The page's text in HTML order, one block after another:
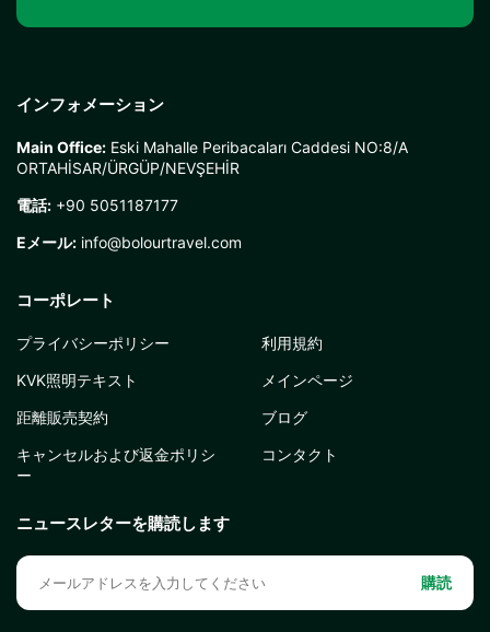
インフォメーション
Main Office: Eski Mahalle Peribacaları Caddesi NO:8/A
ORTAHİSAR/ÜRGÜP/NEVŞEHİR
電話: +90 5051187177
Eメール: info@bolourtravel.com
コーポレート
プライバシーポリシー
KVK照明テキスト
距離販売契約
キャンセルおよび返金ポリシ
ー
利用規約
メインページ
ブログ
コンタクト
ニュースレターを購読します
購読